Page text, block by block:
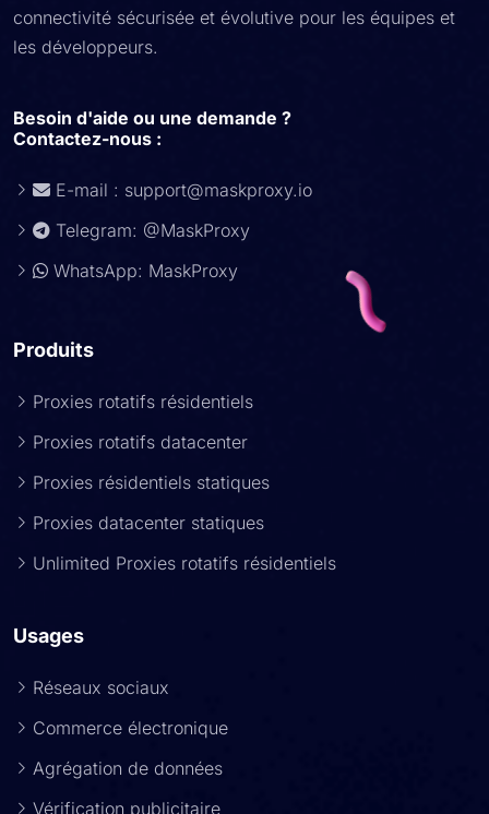
connectivité sécurisée et évolutive pour les équipes et
les développeurs.
Besoin d'aide ou une demande ?
Contactez-nous :
E-mail : support@maskproxy.io
Telegram: @MaskProxy
WhatsApp: MaskProxy
Produits
Proxies rotatifs résidentiels
Proxies rotatifs datacenter
Proxies résidentiels statiques
Proxies datacenter statiques
Unlimited Proxies rotatifs résidentiels
Usages
Réseaux sociaux
Commerce électronique
Agrégation de données
Vérification publicitaire